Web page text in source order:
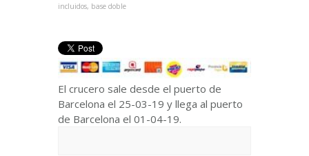
incluidos, base doble
El crucero sale desde el puerto de
Barcelona el 25-03-19 y llega al puerto
de Barcelona el 01-04-19.